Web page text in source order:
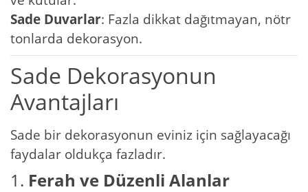
Sade Duvarlar: Fazla dikkat dağıtmayan, nötr
tonlarda dekorasyon.
Sade Dekorasyonun
Avantajları
Sade bir dekorasyonun eviniz için sağlayacağı
faydalar oldukça fazladır.
1. Ferah ve Düzenli Alanlar